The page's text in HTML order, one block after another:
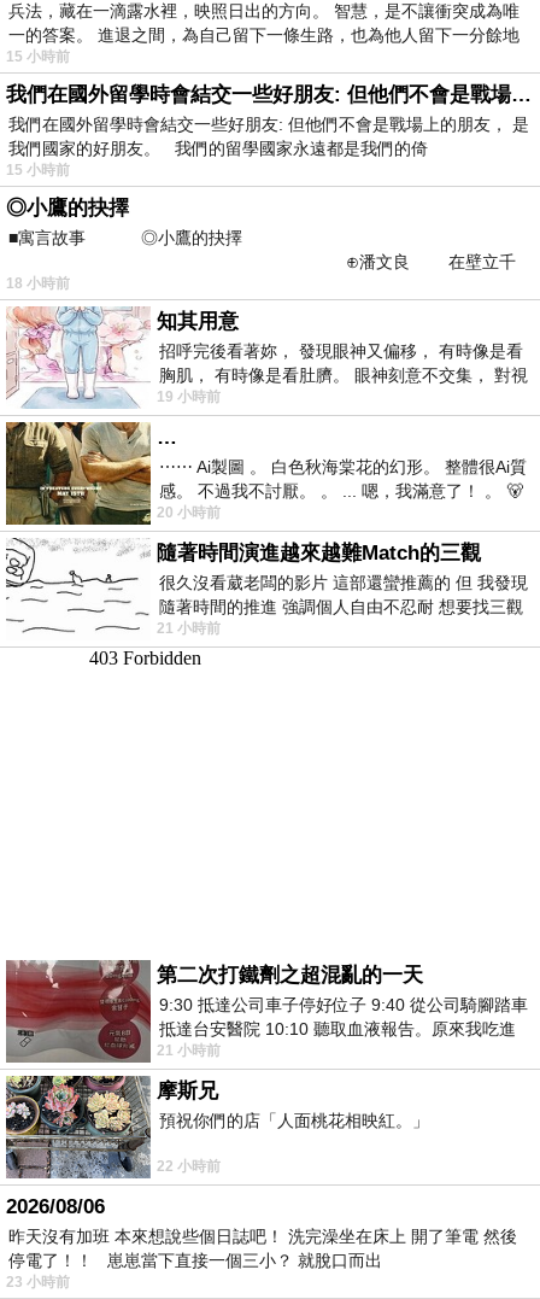
兵法，藏在一滴露水裡，映照日出的方向。 智慧，是不讓衝突成為唯
一的答案。 進退之間，為自己留下一條生路，也為他人留下一分餘地
15 小時前
我們在國外留學時會結交一些好朋友: 但他們不會是戰場上的朋友
我們在國外留學時會結交一些好朋友: 但他們不會是戰場上的朋友， 是
我們國家的好朋友。 我們的留學國家永遠都是我們的倚
15 小時前
◎小鷹的抉擇
■寓言故事 ◎小鷹的抉擇
⊕潘文良 在壁立千
仞的懸崖上，有一座遮天蔽
18 小時前
知其用意
招呼完後看著妳， 發現眼神又偏移， 有時像是看
胸肌， 有時像是看肚臍。 眼神刻意不交集， 對視
視線不對齊， 讓我很難不
19 小時前
…
⋯⋯ Ai製圖 。 白色秋海棠花的幻形。 整體很Ai質
感。 不過我不討厭。 。 ... 嗯，我滿意了！ 。 🐻
昨中
20 小時前
隨著時間演進越來越難Match的三觀
很久沒看葳老闆的影片 這部還蠻推薦的 但 我發現
隨著時間的推進 強調個人自由不忍耐 想要找三觀
接近的不要說對象 連朋友都超
21 小時前
第二次打鐵劑之超混亂的一天
9:30 抵達公司車子停好位子 9:40 從公司騎腳踏車
抵達台安醫院 10:10 聽取血液報告。原來我吃進
去的 B12 彌可保並非沒有吸收而是超
21 小時前
摩斯兄
預祝你們的店「人面桃花相映紅。」
22 小時前
2026/08/06
昨天沒有加班 本來想說些個日誌吧！ 洗完澡坐在床上 開了筆電 然後
停電了！！ 崽崽當下直接一個三小？ 就脫口而出
23 小時前